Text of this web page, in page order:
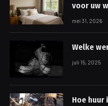
voor uw
mei 31, 2026
Welke
juli 15, 2025
Hoe huur